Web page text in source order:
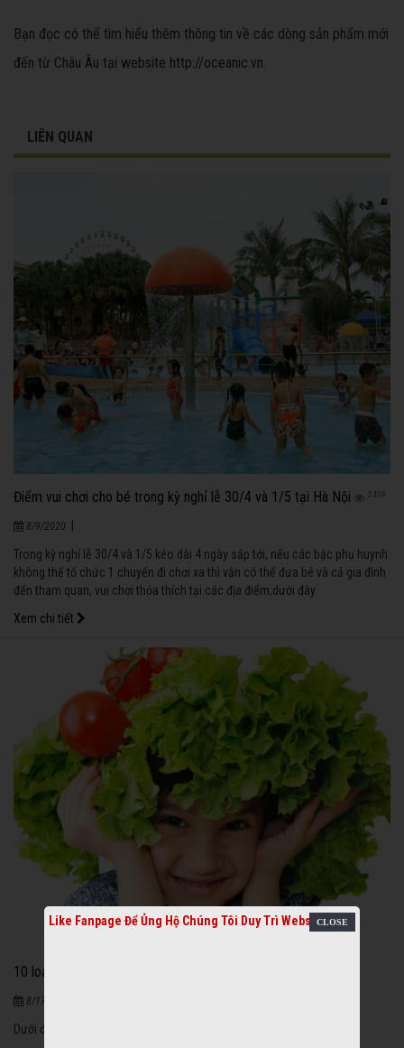
Bạn đọc có thể tìm hiểu thêm thông tin về các dòng sản phẩm mới
đến từ Châu Âu tại website http://oceanic.vn.
LIÊN QUAN
Điểm vui chơi cho bé trong kỳ nghỉ lễ 30/4 và 1/5 tại Hà Nội 2409
8/9/2020 |
Trong kỳ nghỉ lễ 30/4 và 1/5 kéo dài 4 ngày sắp tới, nếu các bậc phụ huynh
không thể tổ chức 1 chuyến đi chơi xa thì vẫn có thể đưa bé và cả gia đình
đến tham quan, vui chơi thỏa thích tại các địa điểm,dưới đây.
Xem chi tiết
10 loại thực phẩm tăng cường trí não cho trẻ
8/17/2020
Dưới đây là những loại thực phẩm giúp tăng cường trí não cho trẻ:
Like Fanpage Để Ủng Hộ Chúng Tôi Duy Trì Website